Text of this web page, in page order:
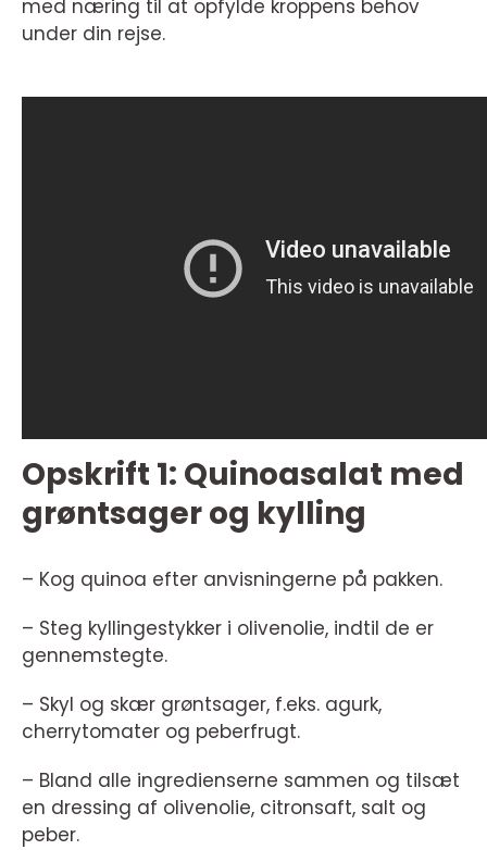
med næring til at opfylde kroppens behov
under din rejse.
Opskrift 1: Quinoasalat med
grøntsager og kylling
– Kog quinoa efter anvisningerne på pakken.
– Steg kyllingestykker i olivenolie, indtil de er
gennemstegte.
– Skyl og skær grøntsager, f.eks. agurk,
cherrytomater og peberfrugt.
– Bland alle ingredienserne sammen og tilsæt
en dressing af olivenolie, citronsaft, salt og
peber.